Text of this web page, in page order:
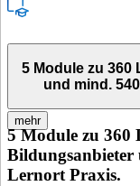
5 Module zu
und mind.
mehr
5 Module zu 360
Lernort Praxis.